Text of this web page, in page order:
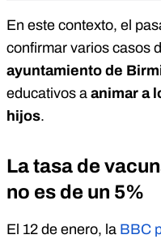
En este contexto, el
confirmar varios casos
ayuntamiento de
educativos a animar a
hijos.
La tasa de
no es de un 5%
El 12 de enero, la BBC